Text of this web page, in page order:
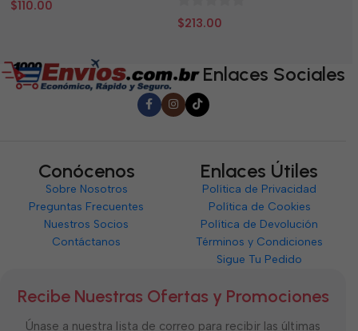
$110.00
0
$213.00
Enlaces Sociales
Conócenos
Sobre Nosotros
Preguntas Frecuentes
Nuestros Socios
Contáctanos
Enlaces Útiles
Política de Privacidad
Política de Cookies
Política de Devolución
Términos y Condiciones
Sigue Tu Pedido
Recibe Nuestras Ofertas y Promociones
Únase a nuestra lista de correo para recibir las últimas